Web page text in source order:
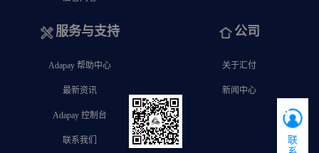
服务与支持
Adapay 帮助中心
最新资讯
Adapay 控制台
联系我们
公司
关于汇付
新闻中心
联